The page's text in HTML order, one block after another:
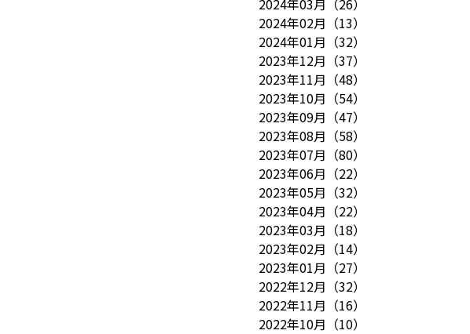
2024年03月 （26）
2024年02月 （13）
2024年01月 （32）
2023年12月 （37）
2023年11月 （48）
2023年10月 （54）
2023年09月 （47）
2023年08月 （58）
2023年07月 （80）
2023年06月 （22）
2023年05月 （32）
2023年04月 （22）
2023年03月 （18）
2023年02月 （14）
2023年01月 （27）
2022年12月 （32）
2022年11月 （16）
2022年10月 （10）